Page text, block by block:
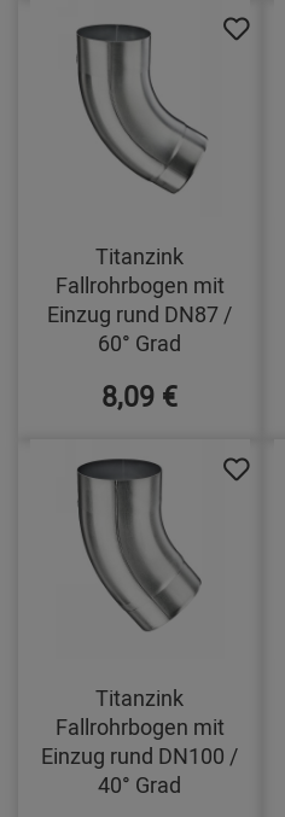
Titanzink
Fallrohrbogen mit
Einzug rund DN87 /
60° Grad
8,09 €
Titanzink
Fallrohrbogen mit
Einzug rund DN100 /
40° Grad